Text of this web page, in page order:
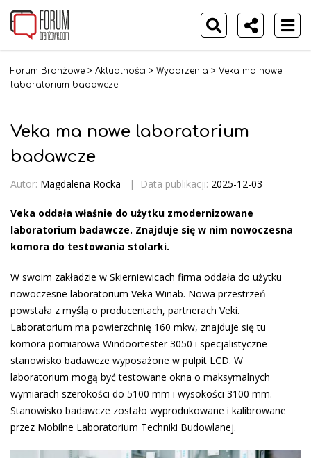
Forum Branżowe > Aktualności > Wydarzenia > Veka ma nowe
laboratorium badawcze
Veka ma nowe laboratorium
badawcze
Autor: Magdalena Rocka | Data publikacji: 2025-12-03
Veka oddała właśnie do użytku zmodernizowane
laboratorium badawcze. Znajduje się w nim nowoczesna
komora do testowania stolarki.
W swoim zakładzie w Skierniewicach firma oddała do użytku
nowoczesne laboratorium Veka Winab. Nowa przestrzeń
powstała z myślą o producentach, partnerach Veki.
Laboratorium ma powierzchnię 160 mkw, znajduje się tu
komora pomiarowa Windoortester 3050 i specjalistyczne
stanowisko badawcze wyposażone w pulpit LCD. W
laboratorium mogą być testowane okna o maksymalnych
wymiarach szerokości do 5100 mm i wysokości 3100 mm.
Stanowisko badawcze zostało wyprodukowane i kalibrowane
przez Mobilne Laboratorium Techniki Budowlanej.